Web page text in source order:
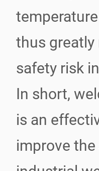
thus
safety risk
In short,
is an
improve